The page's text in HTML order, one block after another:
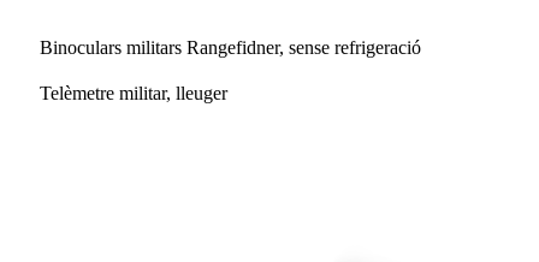
Binoculars militars Rangefidner, sense refrigeració
Telèmetre militar, lleuger